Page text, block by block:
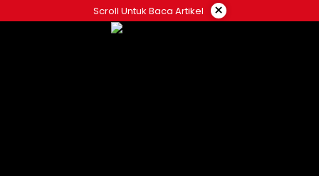
to
Scroll Untuk Baca Artikel ×